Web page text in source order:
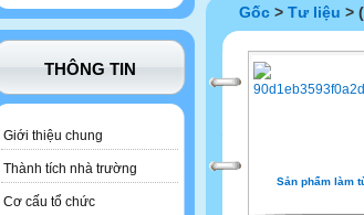
THÔNG TIN
Giới thiệu chung
Thành tích nhà trường
Cơ cấu tổ chức
Gốc > Tư liệu >
Sản phẩm làm